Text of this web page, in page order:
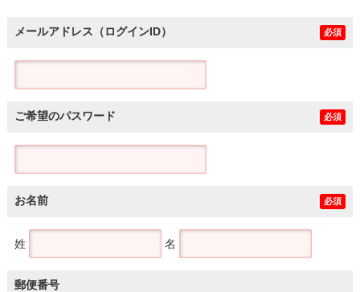
メールアドレス（ログインID） 必須
ご希望のパスワード 必須
お名前 必須
姓 名
郵便番号